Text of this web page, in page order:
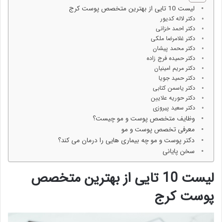
لیست 10 تایی از بهترین متخصص پوست کرج
دکتر لاله کدیور
دکتر احمد خزانی
دکتر غلامرضا ملکی
دکتر محمد پیشان
دکتر حمیده فرج زاده
دکتر مریم امینیان
دکتر حمید جویا
دکتر یاسمن کتابی
دکتر حوریه علایین
دکتر سعید پیروزی
وظایف متخصص پوست و مو چیست؟
معرفی تخصص پوست و مو
دکتر پوست و مو چه بیماری هایی را درمان می کند؟
سخن پایانی
لیست 10 تایی از بهترین متخصص
پوست کرج